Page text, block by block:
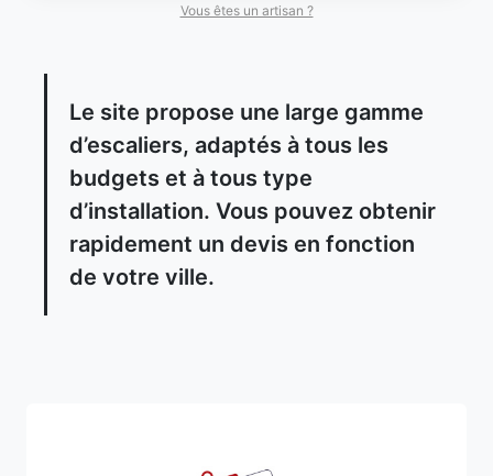
Vous êtes un artisan ?
Le site propose une large gamme
d’escaliers, adaptés à tous les
budgets et à tous type
d’installation. Vous pouvez obtenir
rapidement un devis en fonction
de votre ville.